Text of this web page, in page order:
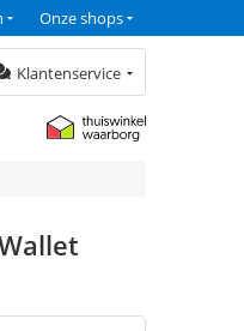
Onze shops
Klantenservice